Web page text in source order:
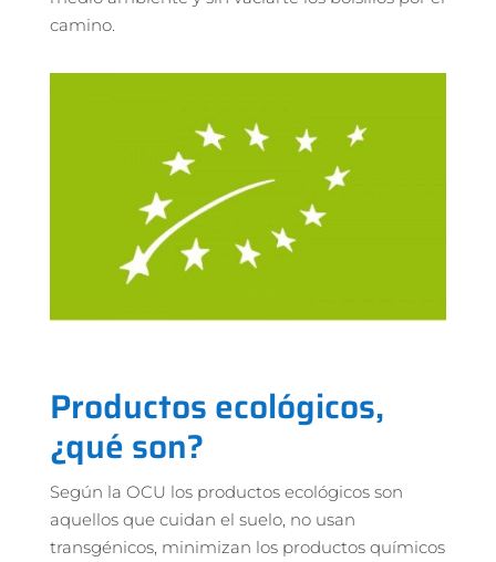
camino.
Productos ecológicos,
¿qué son?
Según la OCU los productos ecológicos son
aquellos que cuidan el suelo, no usan
transgénicos, minimizan los productos químicos